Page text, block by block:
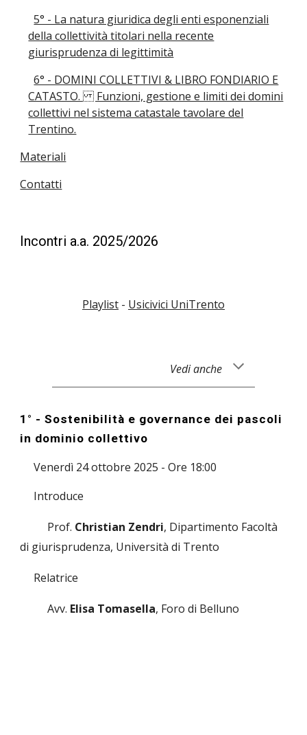
5° - La natura giuridica degli enti esponenziali
della collettività titolari nella recente
giurisprudenza di legittimità
6° - DOMINI COLLETTIVI & LIBRO FONDIARIO E
CATASTO. Funzioni, gestione e limiti dei domini
collettivi nel sistema catastale tavolare del
Trentino.
Materiali
Contatti
Incontri a.a. 2025/2026
Playlist - Usicivici UniTrento
Vedi anche
1° - Sostenibilità e governance dei pascoli
in dominio collettivo
Venerdì 24 ottobre 2025 - Ore 18:00
Introduce
Prof. Christian Zendri, Dipartimento Facoltà
di giurisprudenza, Università di Trento
Relatrice
Avv. Elisa Tomasella, Foro di Belluno